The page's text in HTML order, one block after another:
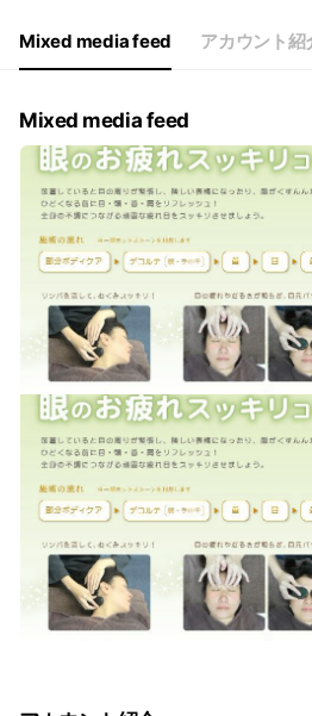
Mixed media feed アカウント紹
Mixed media feed